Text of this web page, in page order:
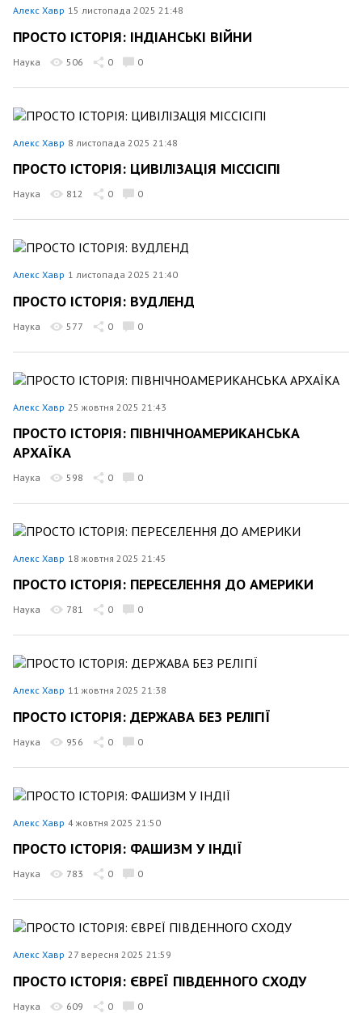
Алекс Хавр 15 листопада 2025 21:48
ПРОСТО ІСТОРІЯ: ІНДІАНСЬКІ ВІЙНИ
Наука 506 0 0
Алекс Хавр 8 листопада 2025 21:48
ПРОСТО ІСТОРІЯ: ЦИВІЛІЗАЦІЯ МІССІСІПІ
Наука 812 0 0
Алекс Хавр 1 листопада 2025 21:40
ПРОСТО ІСТОРІЯ: ВУДЛЕНД
Наука 577 0 0
Алекс Хавр 25 жовтня 2025 21:43
ПРОСТО ІСТОРІЯ: ПІВНІЧНОАМЕРИКАНСЬКА
АРХАЇКА
Наука 598 0 0
Алекс Хавр 18 жовтня 2025 21:45
ПРОСТО ІСТОРІЯ: ПЕРЕСЕЛЕННЯ ДО АМЕРИКИ
Наука 781 0 0
Алекс Хавр 11 жовтня 2025 21:38
ПРОСТО ІСТОРІЯ: ДЕРЖАВА БЕЗ РЕЛІГІЇ
Наука 956 0 0
Алекс Хавр 4 жовтня 2025 21:50
ПРОСТО ІСТОРІЯ: ФАШИЗМ У ІНДІЇ
Наука 783 0 0
Алекс Хавр 27 вересня 2025 21:59
ПРОСТО ІСТОРІЯ: ЄВРЕЇ ПІВДЕННОГО СХОДУ
Наука 609 0 0